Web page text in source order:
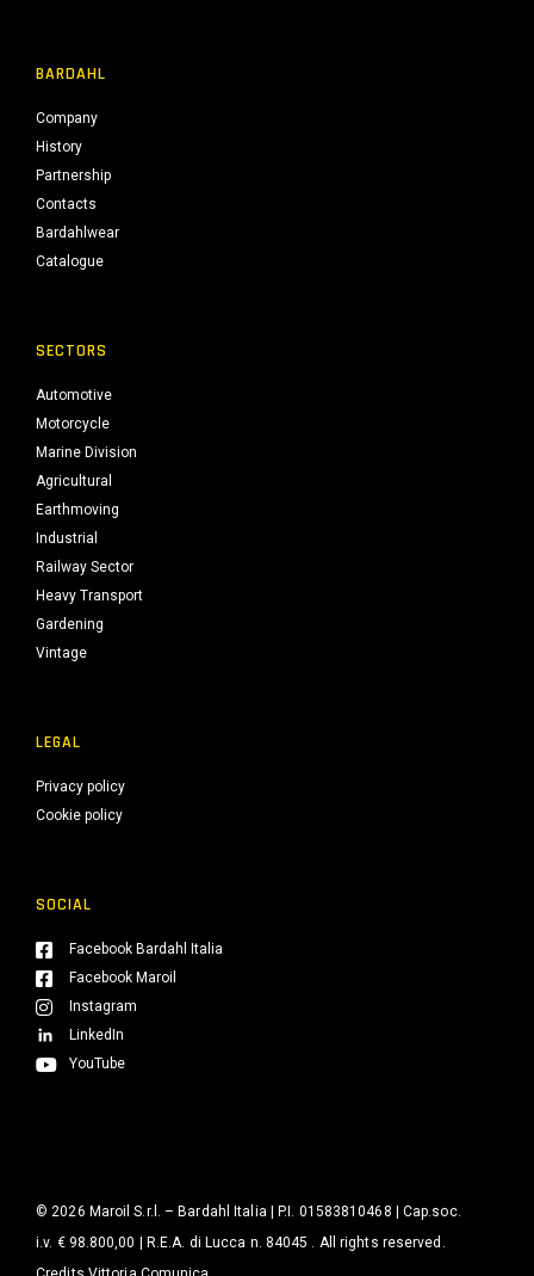
BARDAHL
Company
History
Partnership
Contacts
Bardahlwear
Catalogue
SECTORS
Automotive
Motorcycle
Marine Division
Agricultural
Earthmoving
Industrial
Railway Sector
Heavy Transport
Gardening
Vintage
LEGAL
Privacy policy
Cookie policy
SOCIAL
Facebook Bardahl Italia
Facebook Maroil
Instagram
LinkedIn
YouTube
© 2026 Maroil S.r.l. – Bardahl Italia | P.I. 01583810468 | Cap.soc.
i.v. € 98.800,00 | R.E.A. di Lucca n. 84045 . All rights reserved.